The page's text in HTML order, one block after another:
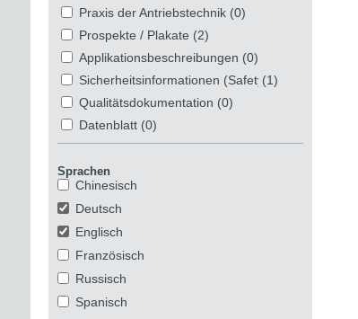
Praxis der Antriebstechnik (0)
Prospekte / Plakate (2)
Applikationsbeschreibungen (0)
Sicherheitsinformationen (Safety und Security)
(1)
Qualitätsdokumentation (0)
Datenblatt (0)
Sprachen
Chinesisch
Deutsch
Englisch
Französisch
Russisch
Spanisch